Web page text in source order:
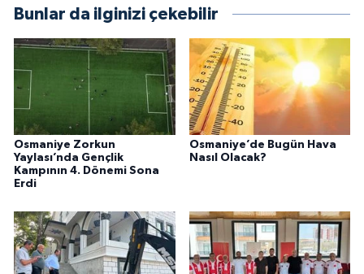
Bunlar da ilginizi çekebilir
Osmaniye Zorkun
Yaylası’nda Gençlik
Kampının 4. Dönemi Sona
Erdi
Osmaniye’de Bugün Hava
Nasıl Olacak?